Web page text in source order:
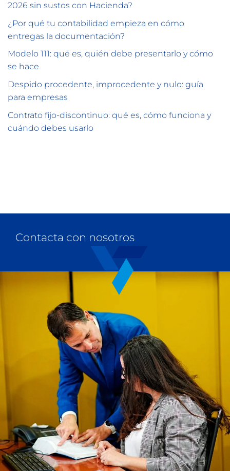
2026 sin sustos con Hacienda?
¿Por qué tu contabilidad empieza en cómo
entregas la documentación?
Modelo 111: qué es, quién debe presentarlo y cómo
se hace
Despido procedente, improcedente y nulo: guía
para empresas
Contrato fijo-discontinuo: qué es, cómo funciona y
cuándo debes usarlo
Contacta con nosotros